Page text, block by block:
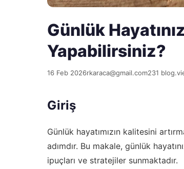
Günlük
Yapabilirsiniz?
16 Feb 2026rkaraca@gmail.com231
Giriş
Günlük hayatımızın kalitesini
adımdır. Bu makale, günlük
ipuçları ve stratejiler sunmaktadır.